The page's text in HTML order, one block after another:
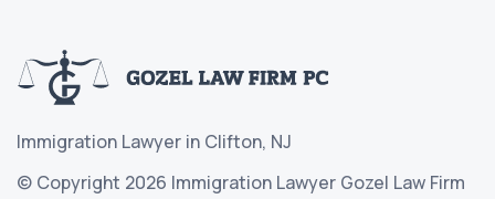
Immigration Lawyer in Clifton, NJ
© Copyright 2026 Immigration Lawyer Gozel Law Firm